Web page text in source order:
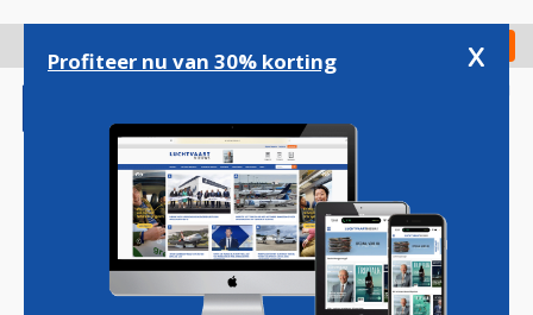
gaan
Check in
Magazine Podcasts Vacatures
Profiteer nu van 30% korting x